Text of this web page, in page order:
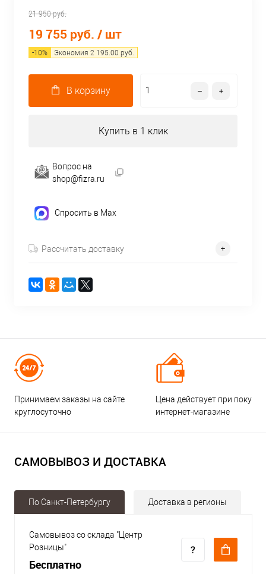
21 950 руб.
19 755 руб. / шт
-10% Экономия 2 195.00 руб.
В корзину
Купить в 1 клик
Вопрос на
shop@fizra.ru
Спросить в Max
Рассчитать доставку
Принимаем заказы на сайте
круглосуточно
Цена действует при
интернет-магазине
САМОВЫВОЗ И ДОСТАВКА
По Санкт-Петербургу Доставка в регионы
Самовывоз со склада "Центр
Розницы"
Бесплатно